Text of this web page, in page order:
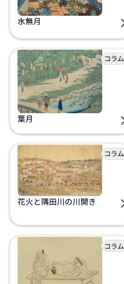
水無月
葉月
花火と隅田川の川開き